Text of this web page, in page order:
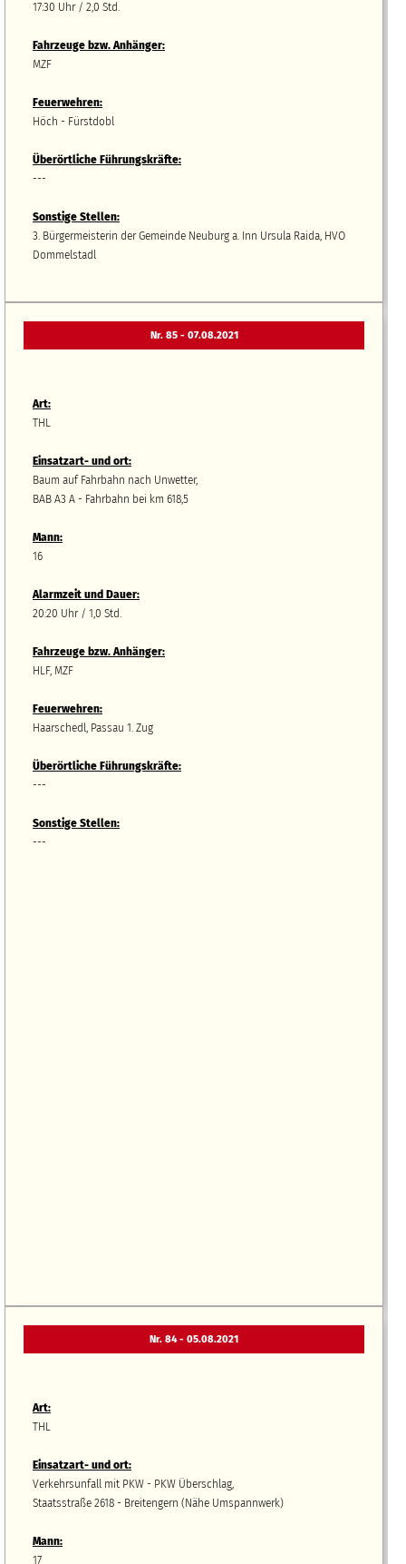
17:30 Uhr / 2,0 Std.
Fahrzeuge bzw.Anhänger:
MZF
Feuerwehren:
Höch - Fürstdobl
Überörtliche Führungskräfte:
---
Sonstige Stellen:
3. Bürgermeisterin der Gemeinde Neuburg a. Inn Ursula Raida, HVO
Dommelstadl
Nr. 85 - 07.08.2021
Art:
THL
Einsatzart- und ort:
Baum auf Fahrbahn nach Unwetter,
BAB A3 A - Fahrbahn bei km 618,5
Mann:
16
Alarmzeit und Dauer:
20:20 Uhr / 1,0 Std.
Fahrzeuge bzw.Anhänger:
HLF, MZF
Feuerwehren:
Haarschedl, Passau 1. Zug
Überörtliche Führungskräfte:
---
Sonstige Stellen:
---
Nr. 84 - 05.08.2021
Art:
THL
Einsatzart- und ort:
Verkehrsunfall mit PKW - PKW Überschlag,
Staatsstraße 2618 - Breitengern (Nähe Umspannwerk)
Mann:
17